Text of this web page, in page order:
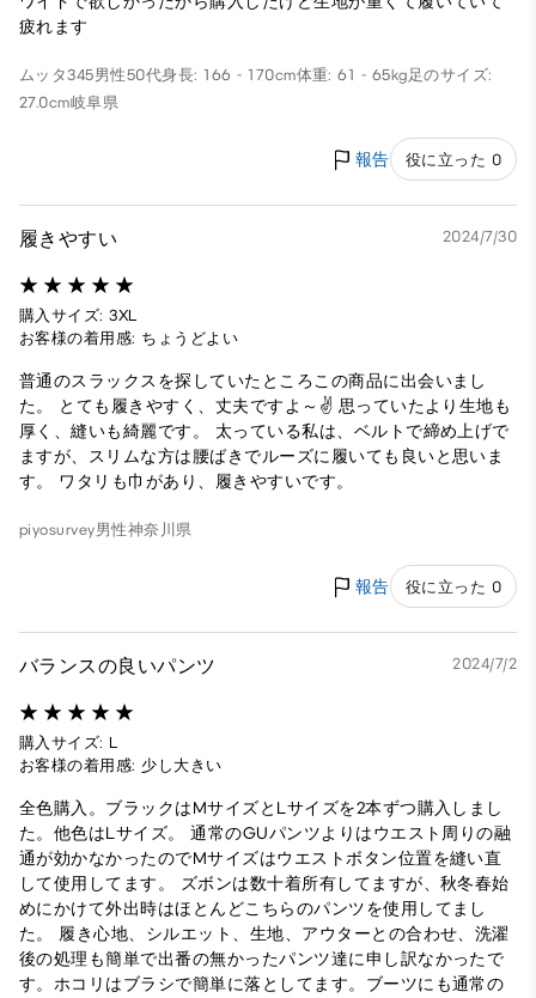
疲れます
ムッタ345男性50代身長: 166 - 170cm体重: 61 - 65kg足のサイズ:
27.0cm岐阜県
報告 役に立った 0
履きやすい 2024/7/30
購入サイズ: 3XL
お客様の着用感: ちょうどよい
普通のスラックスを探していたところこの商品に出会いまし
た。 とても履きやすく、丈夫ですよ～✌️ 思っていたより生地も
厚く、縫いも綺麗です。 太っている私は、ベルトで締め上げで
ますが、スリムな方は腰ばきでルーズに履いても良いと思いま
す。 ワタリも巾があり、履きやすいです。
piyosurvey男性神奈川県
報告 役に立った 0
バランスの良いパンツ 2024/7/2
購入サイズ: L
お客様の着用感: 少し大きい
全色購入。ブラックはMサイズとLサイズを2本ずつ購入しまし
た。他色はLサイズ。 通常のGUパンツよりはウエスト周りの融
通が効かなかったのでMサイズはウエストボタン位置を縫い直
して使用してます。 ズボンは数十着所有してますが、秋冬春始
めにかけて外出時はほとんどこちらのパンツを使用してまし
た。 履き心地、シルエット、生地、アウターとの合わせ、洗濯
後の処理も簡単で出番の無かったパンツ達に申し訳なかったで
す。ホコリはブラシで簡単に落としてます。ブーツにも通常の